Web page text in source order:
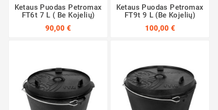
Ketaus Puodas Petromax
FT6t 7 L ( Be Kojelių)
90,00 €
Ketaus Puodas Petromax
FT9t 9 L (Be Kojelių)
100,00 €